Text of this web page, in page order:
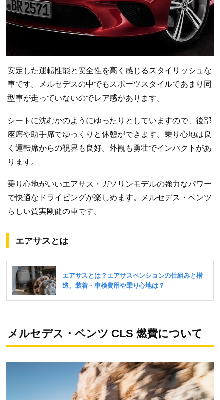
安定した運転性能と安全性を高く感じるスタイリッシュな
車です。メルセデスの中でもスポーツスタイルであまり同
型車が走っていないのでレア感があります。
シートに沈むかのようにゆったりとしていますので、後部
座席や助手席でゆっくりと休憩ができます。乗り心地は良
く運転席からの視界も良好。外観も勇壮でインパクトがあ
ります。
乗り心地がいいエアサス・ガソリンモデルの強力なパワー
で快適なドライビングが楽しめます。メルセデス・ベンツ
らしい質実剛健の車です。
エアサスとは
メルセデス・ベンツ CLS 燃費について